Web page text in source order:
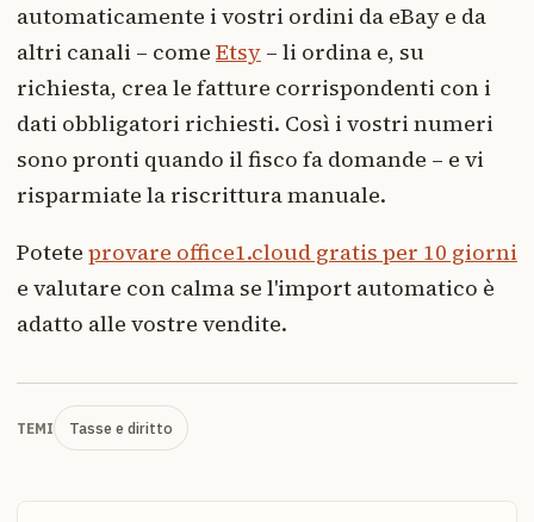
automaticamente i vostri ordini da eBay e da
altri canali – come Etsy – li ordina e, su
richiesta, crea le fatture corrispondenti con i
dati obbligatori richiesti. Così i vostri numeri
sono pronti quando il fisco fa domande – e vi
risparmiate la riscrittura manuale.
Potete provare office1.cloud gratis per 10 giorni
e valutare con calma se l'import automatico è
adatto alle vostre vendite.
TEMI Tasse e diritto